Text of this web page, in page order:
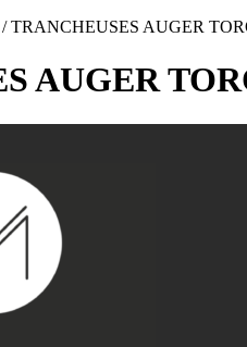
/ TRANCHEUSES AUGER
AUGER